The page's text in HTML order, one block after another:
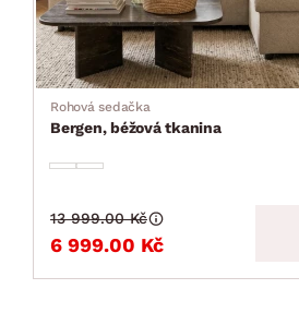
Rohová sedačka
Bergen, béžová tkanina
6 999.00 Kč
13 999.00 Kč